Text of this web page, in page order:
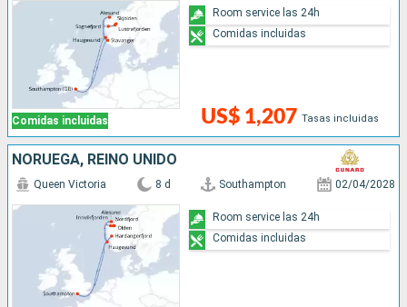
Comidas incluidas US$ 1,207 Tasas incluidas
Room service las 24h
Comidas incluidas
NORUEGA, REINO UNIDO
Queen Victoria 8 d Southampton 02/04/2028
Room service las 24h
Comidas incluidas